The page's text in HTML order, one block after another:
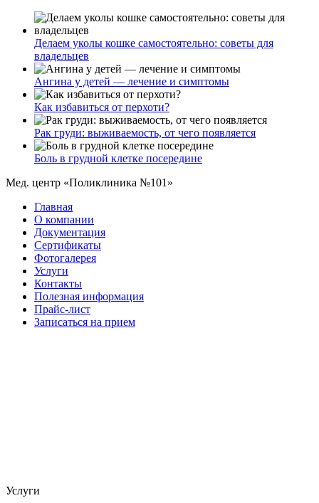
Делаем уколы кошке самостоятельно: советы для
владельцев
Ангина у детей — лечение и симптомы
Как избавиться от перхоти?
Рак груди: выживаемость, от чего появляется
Боль в грудной клетке посередине
Мед. центр «Поликлиника №101»
Главная
О компании
Документация
Сертификаты
Фотогалерея
Услуги
Контакты
Полезная информация
Прайс-лист
Записаться на прием
Услуги